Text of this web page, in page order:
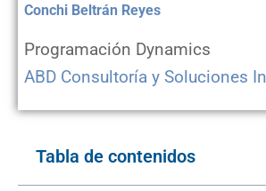
Conchi Beltrán Reyes
Programación Dynamics
ABD Consultoría y Soluciones
Tabla de contenidos